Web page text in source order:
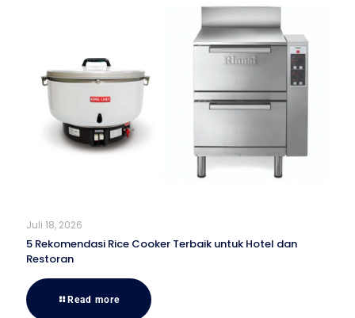
Juli 18, 2026
5 Rekomendasi Rice Cooker Terbaik untuk Hotel dan
Restoran
Read more